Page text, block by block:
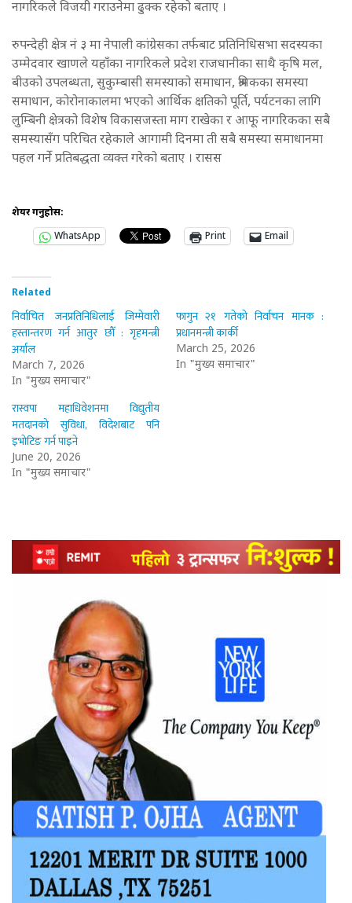
नागरिकले विजयी गराउनेमा ढुक्क रहेको बताए ।
रुपन्देही क्षेत्र नं ३ मा नेपाली कांग्रेसका तर्फबाट प्रतिनिधिसभा सदस्यका
उम्मेदवार खाणले यहाँका नागरिकले प्रदेश राजधानीका साथै कृषि मल,
बीउको उपलब्धता, सुकुम्बासी समस्याको समाधान, श्रमिकका समस्या
समाधान, कोरोनाकालमा भएको आर्थिक क्षतिको पूर्ति, पर्यटनका लागि
लुम्बिनी क्षेत्रको विशेष विकासजस्ता माग राखेका र आफू नागरिकका सबै
समस्यासँग परिचित रहेकाले आगामी दिनमा ती सबै समस्या समाधानमा
पहल गर्ने प्रतिबद्धता व्यक्त गरेको बताए । रासस
शेयर गर्नुहोस:
WhatsApp
Print Email
Related
निर्वाचित जनप्रतिनिधिलाई जिम्मेवारी
हस्तान्तरण गर्न आतुर छौँ : गृहमन्त्री
अर्याल
March 7, 2026
In "मुख्य समाचार"
फागुन २१ गतेको निर्वाचन मानक :
प्रधानमन्त्री कार्की
March 25, 2026
In "मुख्य समाचार"
रास्वपा महाधिवेशनमा विद्युतीय
मतदानको सुविधा, विदेशबाट पनि
इभोटिङ गर्न पाइने
June 20, 2026
In "मुख्य समाचार"